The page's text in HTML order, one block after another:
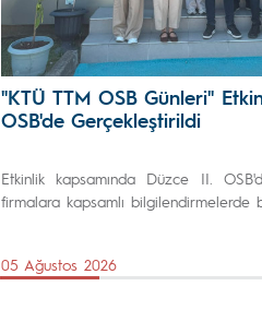
"KTÜ TTM OSB Günleri"
OSB'de Gerçekleştirildi
Etkinlik kapsamında Düzce II.
firmalara kapsamlı bilgilendirmelerde
05 Ağustos 2026